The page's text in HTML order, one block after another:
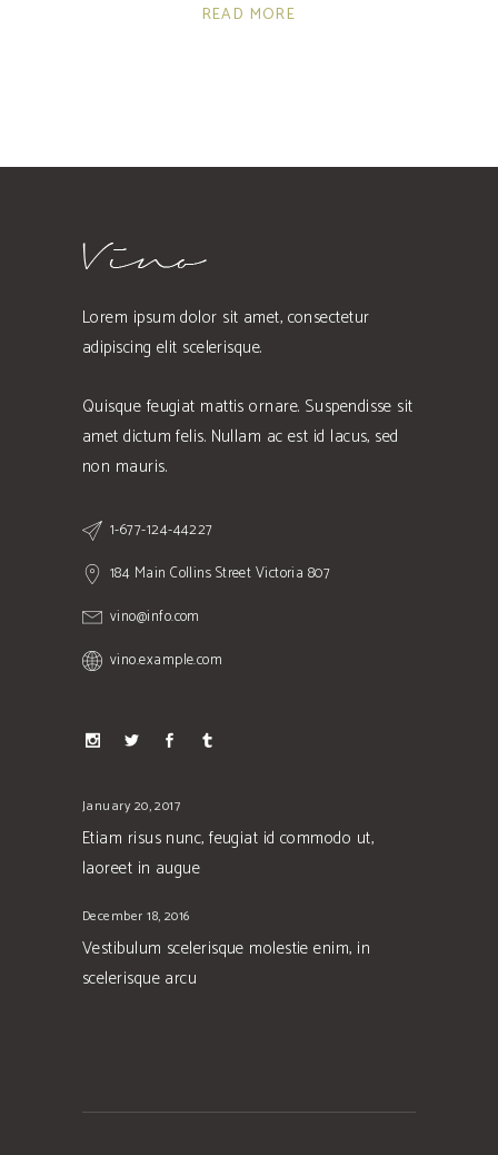
READ MORE
Lorem ipsum dolor sit amet, consectetur
adipiscing elit scelerisque.
Quisque feugiat mattis ornare. Suspendisse sit
amet dictum felis. Nullam ac est id lacus, sed
non mauris.
1-677-124-44227
184 Main Collins Street Victoria 807
vino@info.com
vino.example.com
January 20, 2017
Etiam risus nunc, feugiat id commodo ut,
laoreet in augue
December 18, 2016
Vestibulum scelerisque molestie enim, in
scelerisque arcu